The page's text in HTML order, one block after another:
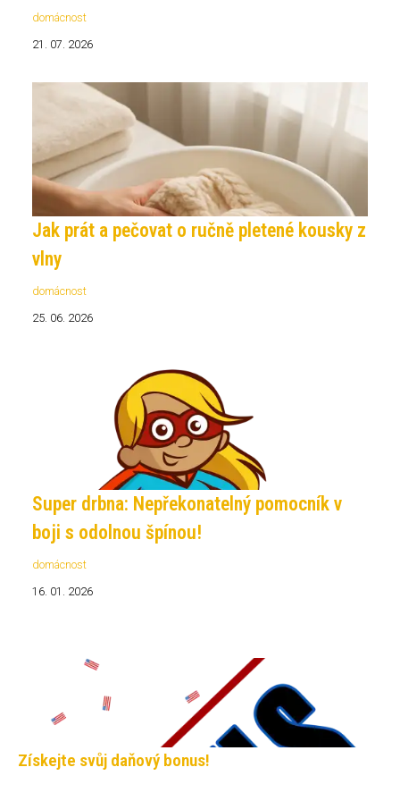
domácnost
21. 07. 2026
Jak prát a pečovat o ručně pletené kousky z
vlny
domácnost
25. 06. 2026
Super drbna: Nepřekonatelný pomocník v
boji s odolnou špínou!
domácnost
16. 01. 2026
Získejte svůj daňový bonus!